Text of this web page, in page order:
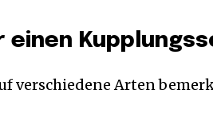
einen
verschiedene Arten